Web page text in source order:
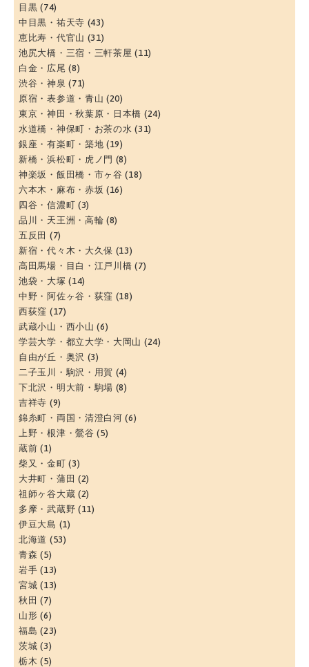
目黒 (74)
中目黒・祐天寺 (43)
恵比寿・代官山 (31)
池尻大橋・三宿・三軒茶屋 (11)
白金・広尾 (8)
渋谷・神泉 (71)
原宿・表参道・青山 (20)
東京・神田・秋葉原・日本橋 (24)
水道橋・神保町・お茶の水 (31)
銀座・有楽町・築地 (19)
新橋・浜松町・虎ノ門 (8)
神楽坂・飯田橋・市ヶ谷 (18)
六本木・麻布・赤坂 (16)
四谷・信濃町 (3)
品川・天王洲・高輪 (8)
五反田 (7)
新宿・代々木・大久保 (13)
高田馬場・目白・江戸川橋 (7)
池袋・大塚 (14)
中野・阿佐ヶ谷・荻窪 (18)
西荻窪 (17)
武蔵小山・西小山 (6)
学芸大学・都立大学・大岡山 (24)
自由が丘・奥沢 (3)
二子玉川・駒沢・用賀 (4)
下北沢・明大前・駒場 (8)
吉祥寺 (9)
錦糸町・両国・清澄白河 (6)
上野・根津・鶯谷 (5)
蔵前 (1)
柴又・金町 (3)
大井町・蒲田 (2)
祖師ヶ谷大蔵 (2)
多摩・武蔵野 (11)
伊豆大島 (1)
北海道 (53)
青森 (5)
岩手 (13)
宮城 (13)
秋田 (7)
山形 (6)
福島 (23)
茨城 (3)
栃木 (5)